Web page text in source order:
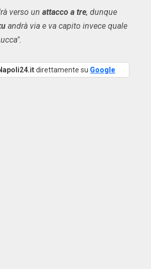
verso un attacco a tre, dunque
andrà via e va capito invece quale
direttamente su Google